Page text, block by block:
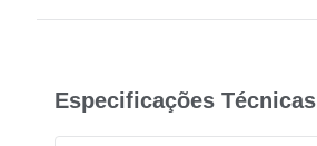
Especificações Técnicas